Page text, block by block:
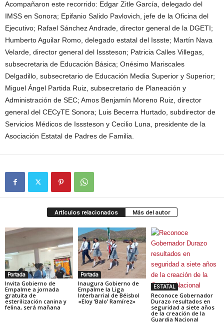
Acompañaron este recorrido: Edgar Zitle García, delegado del
IMSS en Sonora; Epifanio Salido Pavlovich, jefe de la Oficina del
Ejecutivo; Rafael Sánchez Andrade, director general de la DGETI;
Humberto Aguilar Romo, delegado estatal del Issste; Martín Nava
Velarde, director general del Isssteson; Patricia Calles Villegas,
subsecretaria de Educación Básica; Onésimo Mariscales
Delgadillo, subsecretario de Educación Media Superior y Superior;
Miguel Ángel Partida Ruiz, subsecretario de Planeación y
Administración de SEC; Amos Benjamín Moreno Ruiz, director
general del CECyTE Sonora; Luis Becerra Hurtado, subdirector de
Servicios Médicos de Isssteson y Cecilio Luna, presidente de la
Asociación Estatal de Padres de Familia.
Artículos relacionados Más del autor
Portada
Invita Gobierno de
Empalme a jornada
gratuita de
esterilización canina y
felina, será mañana
Portada
Inaugura Gobierno de
Empalme la Liga
Interbarrial de Béisbol
«Eloy ‘Balo’ Ramírez»
ESTATAL
Reconoce Gobernador
Durazo resultados en
seguridad a siete años
de la creación de la
Guardia Nacional